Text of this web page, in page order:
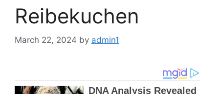
Reibekuchen
March 22, 2024 by admin1